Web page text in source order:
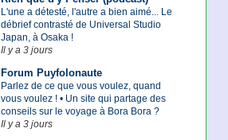
L'une a détesté, l'autre a bien aimé... Le
débrief contrasté de Universal Studio
Japan, à Osaka !
Il y a 3 jours
Forum Puyfolonaute
Parlez de ce que vous voulez, quand
vous voulez ! • Un site qui partage des
conseils sur le voyage à Bora Bora ?
Il y a 3 jours